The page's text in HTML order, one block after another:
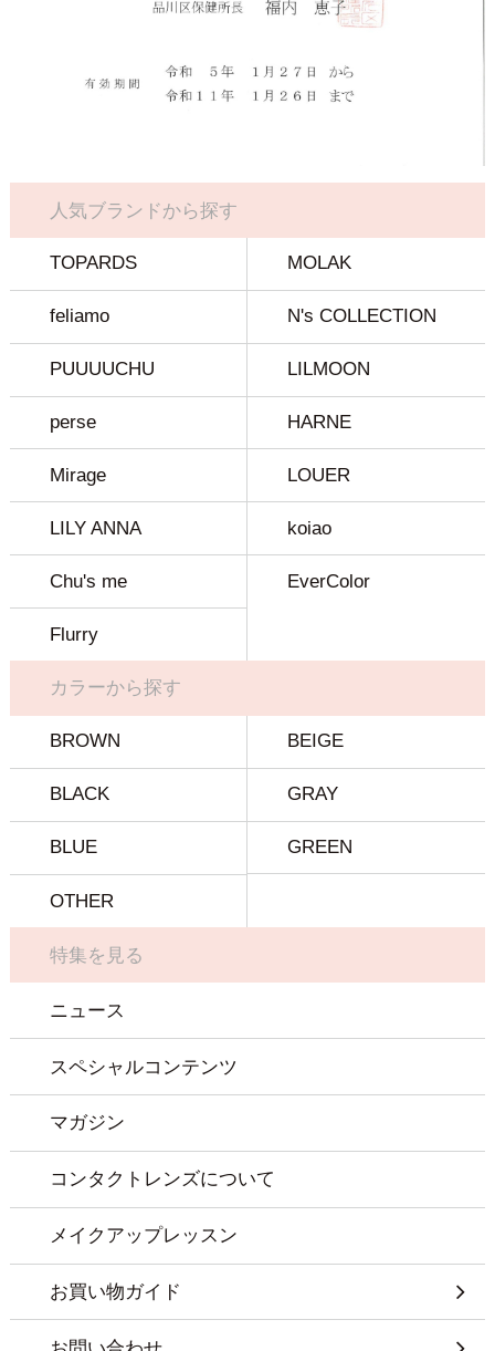
人気ブランドから探す
TOPARDS MOLAK
feliamo N's COLLECTION
PUUUUCHU LILMOON
perse HARNE
Mirage LOUER
LILY ANNA koiao
Chu's me EverColor
Flurry
カラーから探す
BROWN BEIGE
BLACK GRAY
BLUE GREEN
OTHER
特集を見る
ニュース
スペシャルコンテンツ
マガジン
コンタクトレンズについて
メイクアップレッスン
お買い物ガイド